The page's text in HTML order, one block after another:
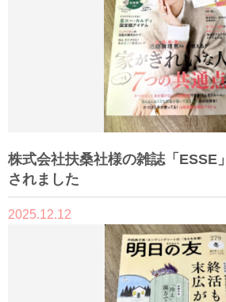
株式会社扶桑社様の雑誌「ESSE
されました
2025.12.12